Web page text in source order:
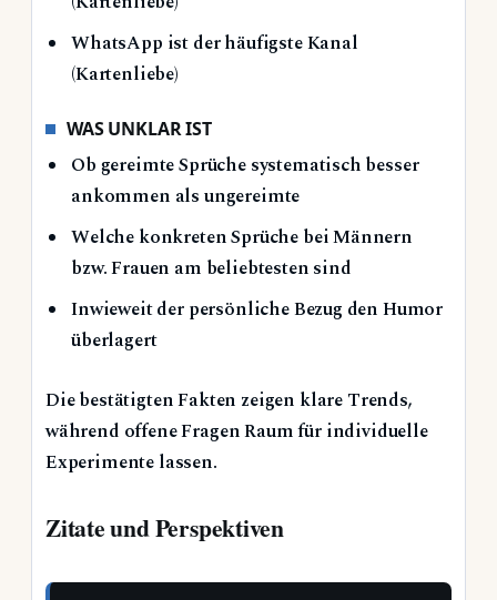
WhatsApp ist der häufigste Kanal
(Kartenliebe)
WAS UNKLAR IST
Ob gereimte Sprüche systematisch besser
ankommen als ungereimte
Welche konkreten Sprüche bei Männern
bzw. Frauen am beliebtesten sind
Inwieweit der persönliche Bezug den Humor
überlagert
Die bestätigten Fakten zeigen klare Trends,
während offene Fragen Raum für individuelle
Experimente lassen.
Zitate und Perspektiven